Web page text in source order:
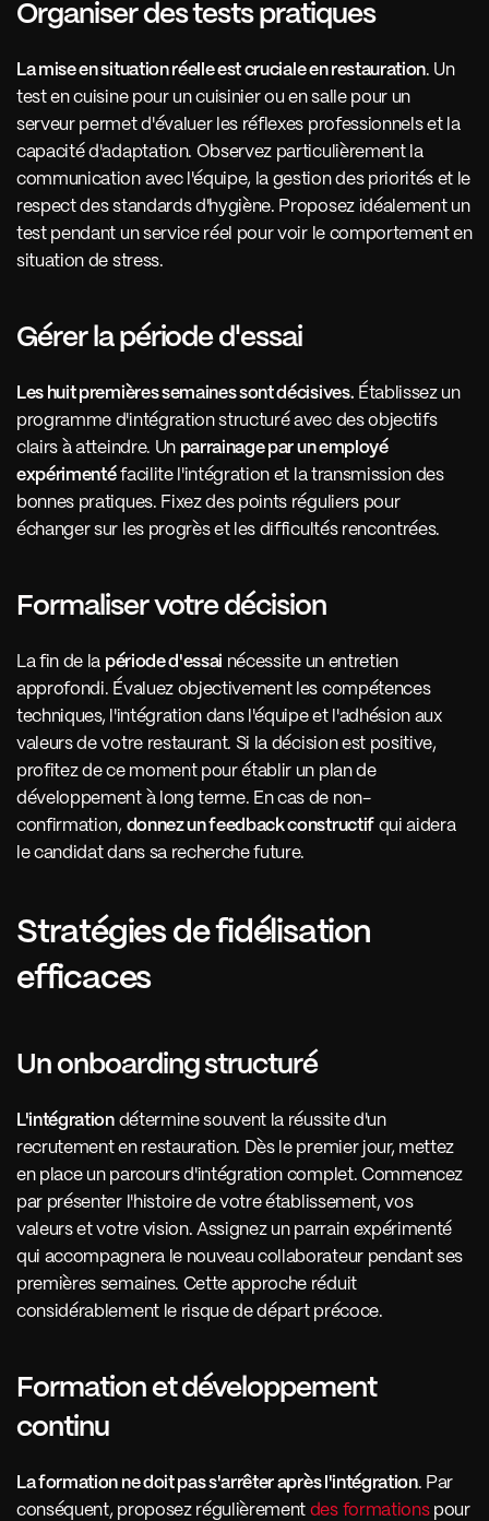
Organiser des tests pratiques
La mise en situation réelle est cruciale en restauration. Un
test en cuisine pour un cuisinier ou en salle pour un
serveur permet d'évaluer les réflexes professionnels et la
capacité d'adaptation. Observez particulièrement la
communication avec l'équipe, la gestion des priorités et le
respect des standards d'hygiène. Proposez idéalement un
test pendant un service réel pour voir le comportement en
situation de stress.
Gérer la période d'essai
Les huit premières semaines sont décisives. Établissez un
programme d'intégration structuré avec des objectifs
clairs à atteindre. Un parrainage par un employé
expérimenté facilite l'intégration et la transmission des
bonnes pratiques. Fixez des points réguliers pour
échanger sur les progrès et les difficultés rencontrées.
Formaliser votre décision
La fin de la période d'essai nécessite un entretien
approfondi. Évaluez objectivement les compétences
techniques, l'intégration dans l'équipe et l'adhésion aux
valeurs de votre restaurant. Si la décision est positive,
profitez de ce moment pour établir un plan de
développement à long terme. En cas de non-
confirmation, donnez un feedback constructif qui aidera
le candidat dans sa recherche future.
Stratégies de fidélisation
efficaces
Un onboarding structuré
L'intégration détermine souvent la réussite d'un
recrutement en restauration. Dès le premier jour, mettez
en place un parcours d'intégration complet. Commencez
par présenter l'histoire de votre établissement, vos
valeurs et votre vision. Assignez un parrain expérimenté
qui accompagnera le nouveau collaborateur pendant ses
premières semaines. Cette approche réduit
considérablement le risque de départ précoce.
Formation et développement
continu
La formation ne doit pas s'arrêter après l'intégration. Par
conséquent, proposez régulièrement des formations pour